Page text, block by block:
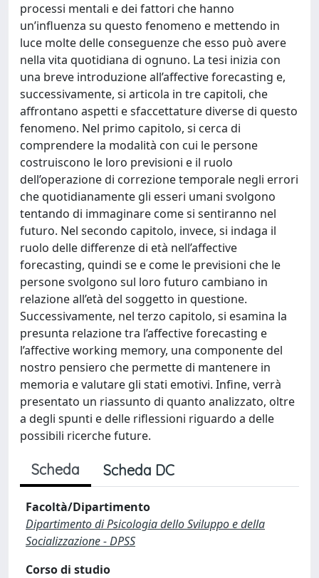
processi mentali e dei fattori che hanno
un’influenza su questo fenomeno e mettendo in
luce molte delle conseguenze che esso può avere
nella vita quotidiana di ognuno. La tesi inizia con
una breve introduzione all’affective forecasting e,
successivamente, si articola in tre capitoli, che
affrontano aspetti e sfaccettature diverse di questo
fenomeno. Nel primo capitolo, si cerca di
comprendere la modalità con cui le persone
costruiscono le loro previsioni e il ruolo
dell’operazione di correzione temporale negli errori
che quotidianamente gli esseri umani svolgono
tentando di immaginare come si sentiranno nel
futuro. Nel secondo capitolo, invece, si indaga il
ruolo delle differenze di età nell’affective
forecasting, quindi se e come le previsioni che le
persone svolgono sul loro futuro cambiano in
relazione all’età del soggetto in questione.
Successivamente, nel terzo capitolo, si esamina la
presunta relazione tra l’affective forecasting e
l’affective working memory, una componente del
nostro pensiero che permette di mantenere in
memoria e valutare gli stati emotivi. Infine, verrà
presentato un riassunto di quanto analizzato, oltre
a degli spunti e delle riflessioni riguardo a delle
possibili ricerche future.
Scheda Scheda DC
Facoltà/Dipartimento
Dipartimento di Psicologia dello Sviluppo e della
Socializzazione - DPSS
Corso di studio